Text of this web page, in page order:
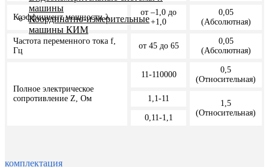
машины
Координатно-измерительные
машины КИМ
Коэффициент мощности λ
от –1,0 до
+1,0
0,05
(Aбсолютная)
Частота переменного тока f,
Гц
от 45 до 65
0,05
(Aбсолютная)
Полное электрическое
сопротивление Z, Ом
11-110000
0,5
(Относительная)
1,1-11
1,5
(Относительная)
0,11-1,1
комплектация